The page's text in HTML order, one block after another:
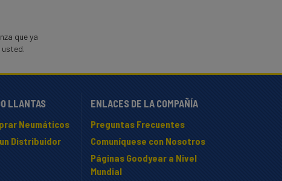
que ya
LLANTAS
Neumáticos
Distribuidor
ENLACES DE LA COMPAÑÍA
Preguntas Frecuentes
Comuníquese con Nosotros
Páginas Goodyear a Nivel
Mundial